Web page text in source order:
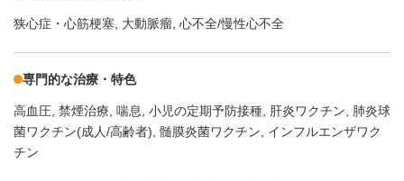
狭心症・心筋梗塞 大動脈瘤 心不全/慢性心不全
専門的な治療・特色
高血圧 禁煙治療 喘息 小児の定期予防接種 肝炎ワクチン
肺炎球
菌ワクチン(成人/高齢者) 髄膜炎菌ワクチン
インフルエンザワク
チン